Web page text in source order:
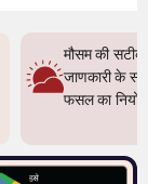
मौसम की सटीक
जाणकारी के
फसल का